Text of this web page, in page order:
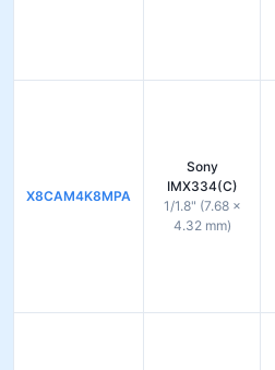
X8CAM4K8MPA
Sony
IMX334(C)
1/1.8" (7.68 ×
4.32 mm)